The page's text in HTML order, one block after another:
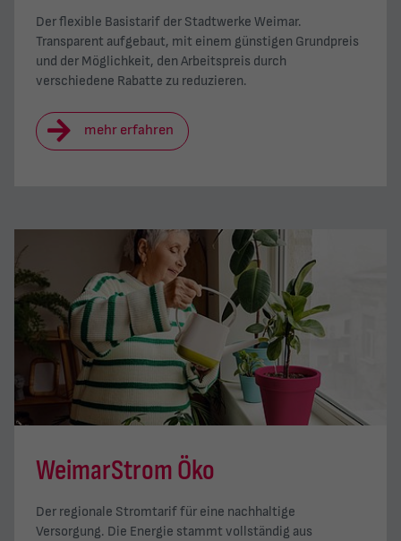
Der flexible Basistarif der Stadtwerke Weimar.
Transparent aufgebaut, mit einem günstigen Grundpreis
und der Möglichkeit, den Arbeitspreis durch
verschiedene Rabatte zu reduzieren.
mehr erfahren
WeimarStrom Öko
Der regionale Stromtarif für eine nachhaltige
Versorgung. Die Energie stammt vollständig aus